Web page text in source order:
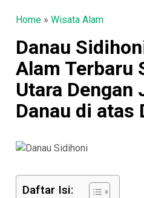
Home »Wisata Alam
Danau
Alam Terbaru
Utara Dengan
Danau di atas
Daftar Isi: